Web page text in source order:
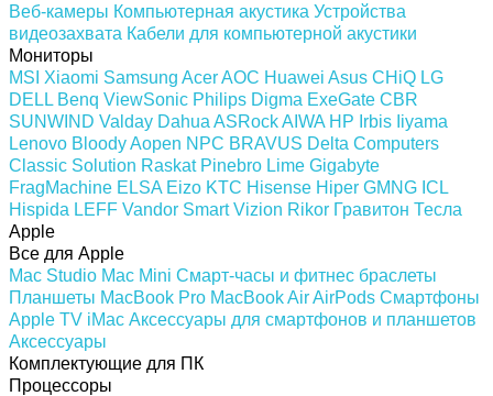
Веб-камеры Компьютерная акустика Устройства
видеозахвата Кабели для компьютерной акустики
Мониторы
MSI Xiaomi Samsung AcerAOC Huawei Asus CHiQ LG
DELL Benq ViewSonic Philips Digma ExeGate CBR
SUNWIND Valday Dahua ASRockAIWA HP Irbis Iiyama
Lenovo BloodyAopen NPC BRAVUS Delta Computers
Classic Solution Raskat Pinebro Lime Gigabyte
FragMachine ELSA Eizo KTC Hisense Hiper GMNG ICL
Hispida LEFF Vandor Smart Vizion Rikor Гравитон Тесла
Apple
Все для Apple
Mac Studio Mac Mini Смарт-часы и фитнес браслеты
Планшеты MacBook Pro MacBook AirAirPods Смартфоны
Apple TV iMac Аксессуары для смартфонов и планшетов
Аксессуары
Комплектующие для ПК
Процессоры